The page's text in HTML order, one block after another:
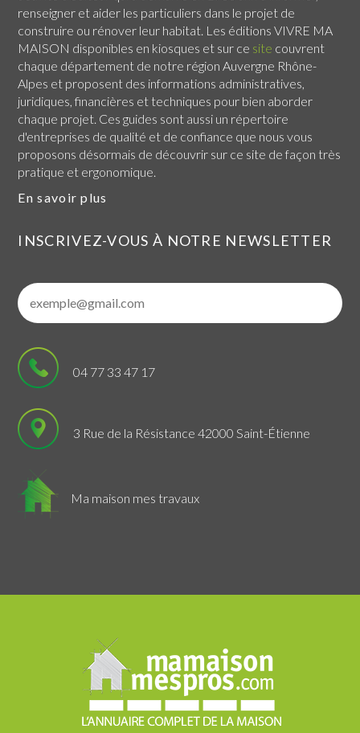
renseigner et aider les particuliers dans le projet de
construire ou rénover leur habitat. Les éditions VIVRE MA
MAISON disponibles en kiosques et sur ce site couvrent
chaque département de notre région Auvergne Rhône-
Alpes et proposent des informations administratives,
juridiques, financières et techniques pour bien aborder
chaque projet. Ces guides sont aussi un répertoire
d'entreprises de qualité et de confiance que nous vous
proposons désormais de découvrir sur ce site de façon très
pratique et ergonomique.
En savoir plus
INSCRIVEZ-VOUS À NOTRE NEWSLETTER
04 77 33 47 17
3 Rue de la Résistance 42000 Saint-Étienne
Ma maison mes travaux